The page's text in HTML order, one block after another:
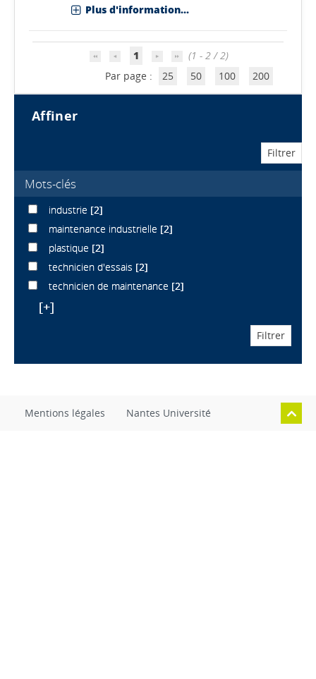
Plus d'information...
1
(1 - 2 / 2)
Par page :
25 50 100 200
affiner
Mots-clés
industrie [2]
maintenance industrielle [2]
plastique [2]
technicien d'essais [2]
technicien de maintenance [2]
[+]
Mentions légales Nantes Université